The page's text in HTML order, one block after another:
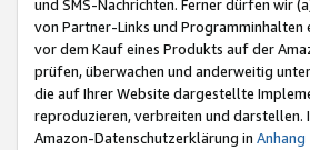
und SMS-Nachrichten. Ferner dürfen wir
von Partner-Links und Programminhalten
vor dem Kauf eines Produkts auf der
prüfen, überwachen und anderweitig
die auf Ihrer Website dargestellte
reproduzieren, verbreiten und darstellen.
Amazon-Datenschutzerklärung in Anhang